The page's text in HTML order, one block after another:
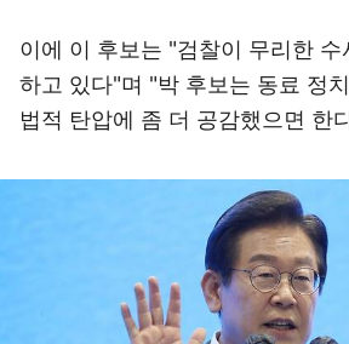
이에 이 후보는 "검찰이 무리한 수
하고 있다"며 "박 후보는 동료 정
법적 탄압에 좀 더 공감했으면 한